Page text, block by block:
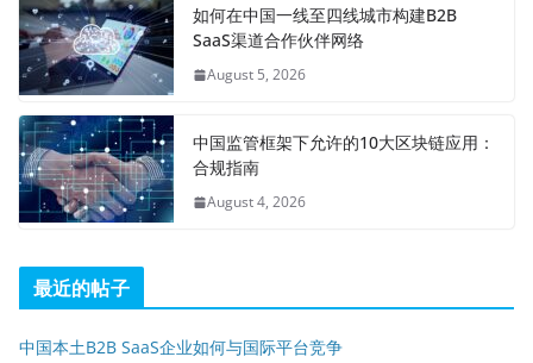
如何在中国一线至四线城市构建B2B
SaaS渠道合作伙伴网络
August 5, 2026
中国监管框架下允许的10大区块链应用：
合规指南
August 4, 2026
最近的帖子
中国本土B2B SaaS企业如何与国际平台竞争